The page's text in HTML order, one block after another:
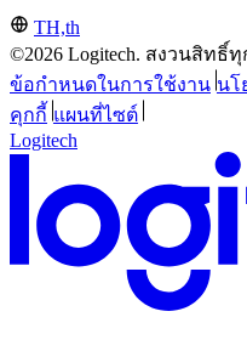
TH,th
©2026 Logitech. สงวนสิทธิ์
ข้อกำหนดในการใช้งาน นโ
คุกกี้ แผนที่ไซต์
Logitech